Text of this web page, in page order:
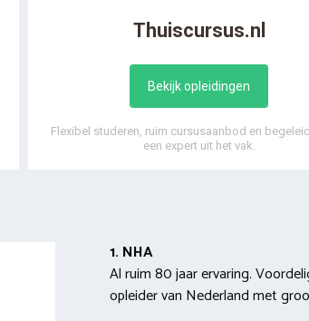
Thuiscursus.nl
Bekijk opleidingen
Flexibel studeren, ruim cursusaanbod en
een expert uit het vak.
1. NHA
Al ruim 80 jaar ervaring.
opleider van Nederland met